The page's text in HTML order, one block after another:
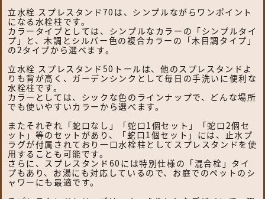
立水栓 スプレスタンド70は、シンプルながらワンポイント
になる水栓柱です。
カラータイプとしては、シンプルなカラーの「シンプルタイ
プ」と、木調とシルバー色の複合カラーの「木目調タイプ」
の2タイプから選べます。
立水栓 スプレスタンド50トールは、他のスプレスタンドよ
りも背が高く、ガーデンシンクとして毎日の手洗いに便利な
水栓柱です。
カラーとしては、シックな色のラインナップで、どんな場所
でも使いやすいカラーから選べます。
またそれぞれ「蛇口なし」「蛇口1個セット」「蛇口2個セ
ット」等のセットがあり、「蛇口1個セット」には、止水プ
ラグが付属されており一口水栓柱としてスプレスタンドを使
用することも可能です。
さらに、スプレスタンド60には特別仕様の「混合栓」タイ
プもあり、お湯にも対応しているので、お庭でのペットのシ
ャワーにも最適です。